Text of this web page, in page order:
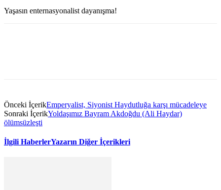
Yaşasın enternasyonalist dayanışma!
Önceki İçerikEmperyalist, Siyonist Haydutluğa karşı mücadeleye
Sonraki İçerikYoldaşımız Bayram Akdoğdu (Ali Haydar)
ölümsüzleşti
İlgili HaberlerYazarın Diğer İçerikleri